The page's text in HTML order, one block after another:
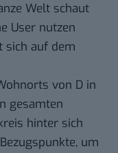
Welt schaut
User nutzen
sich auf dem
von D in
gesamten
hinter sich
um